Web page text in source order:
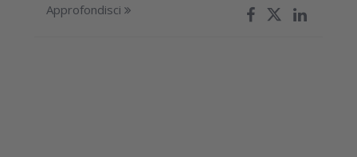
Approfondisci